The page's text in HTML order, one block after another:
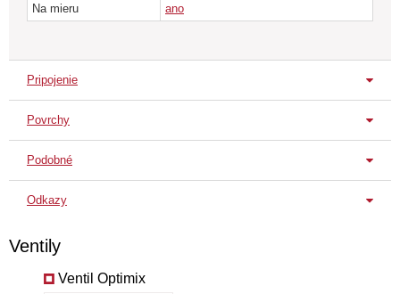
Na mieru
ano
Pripojenie
Štandardné pripojenie
Povrchy
Štandardný povrch
Biela dopravná
RAL 9016
Podobné
Odkazy
pripojenie radiátora
Ventily
Ventil Optimix